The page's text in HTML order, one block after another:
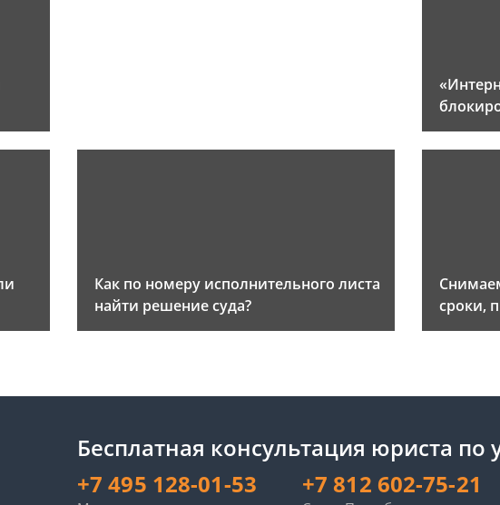
Как по номеру исполнительного листа
найти решение суда?
сроки,
Бесплатная консультация юриста по
+7 495 128-01-53
+7 812 602-75-21